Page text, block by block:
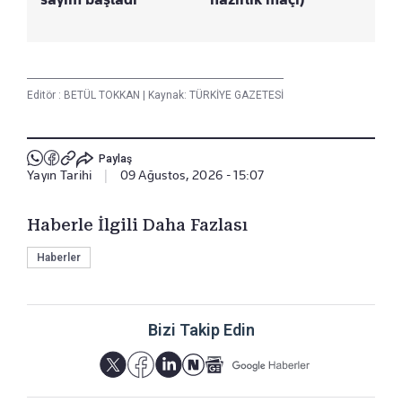
Editör : BETÜL TOKKAN | Kaynak: TÜRKİYE GAZETESİ
Paylaş
Yayın Tarihi 09 Ağustos, 2026 - 15:07
Haberle İlgili Daha Fazlası
Haberler
Bizi Takip Edin